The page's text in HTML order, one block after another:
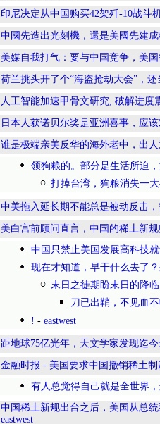
印尼决定从中国购买42架歼-10战斗
中國先造出光刻機，還是美國先建
美媒自我打气：要与中国竞争，美
荷兰挑头开了个“海盗抢劫大会”，
人工智能加速甲骨文研究, 破解进
日本人获诺贝尔奖是亚洲喜事，应
谁是极端亲美反华的海外老中，出
领狗粮的。部分是生活所迫
打掉台湾，狗粮消失一
中美拖入延长期不能总是被动反击
美白宫前顾问直言，中国的稀土新
中国只禁止美国发展高科技就
现在才知道，早干什么去了
末日之徒期盼末日的降临
刀已出鞘，不见血
! - eastwest
距地球75亿光年，天文学家发现迄
金融时报 - 美国要求中国撤销稀土制
有人总觉得自己就是全世界
中国稀土新规出台之后，美国从总
eastwest